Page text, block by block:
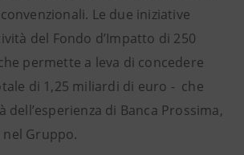
Le due iniziative
del Fondo d’Impatto di 250
permette a leva di concedere
di 1,25 miliardi di euro - che
dell’esperienza di Banca Prossima,
Gruppo.